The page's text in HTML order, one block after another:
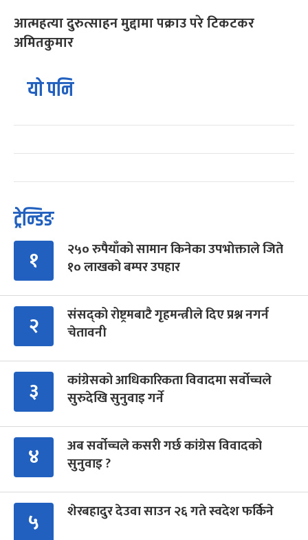
आत्महत्या दुरुत्साहन मुद्दामा पक्राउ परे टिकटकर
अमितकुमार
यो पनि
ट्रेन्डिङ
१
२५० रुपैयाँको सामान किनेका उपभोक्ताले जिते
१० लाखको बम्पर उपहार
२
संसद्को रोष्ट्रमबाटै गृहमन्त्रीले दिए प्रश्न नगर्न
चेतावनी
३
कांग्रेसको आधिकारिकता विवादमा सर्वोच्चले
सुरुदेखि सुनुवाइ गर्ने
४
अब सर्वोच्चले कसरी गर्छ कांग्रेस विवादको
सुनुवाइ ?
५ शेरबहादुर देउवा साउन २६ गते स्वदेश फर्किने